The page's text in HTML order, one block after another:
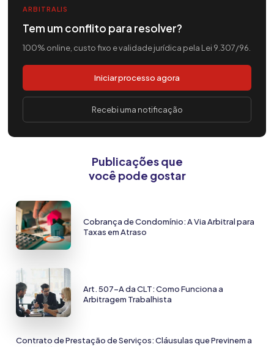
ARBITRALIS
Tem um conflito para resolver?
100% online, custo fixo e validade jurídica pela Lei 9.307/96.
Iniciar processo agora
Recebi uma notificação
Publicações que
você pode gostar
Cobrança de Condomínio: A Via Arbitral para
Taxas em Atraso
Art. 507-A da CLT: Como Funciona a
Arbitragem Trabalhista
Contrato de Prestação de Serviços: Cláusulas que Previnem a